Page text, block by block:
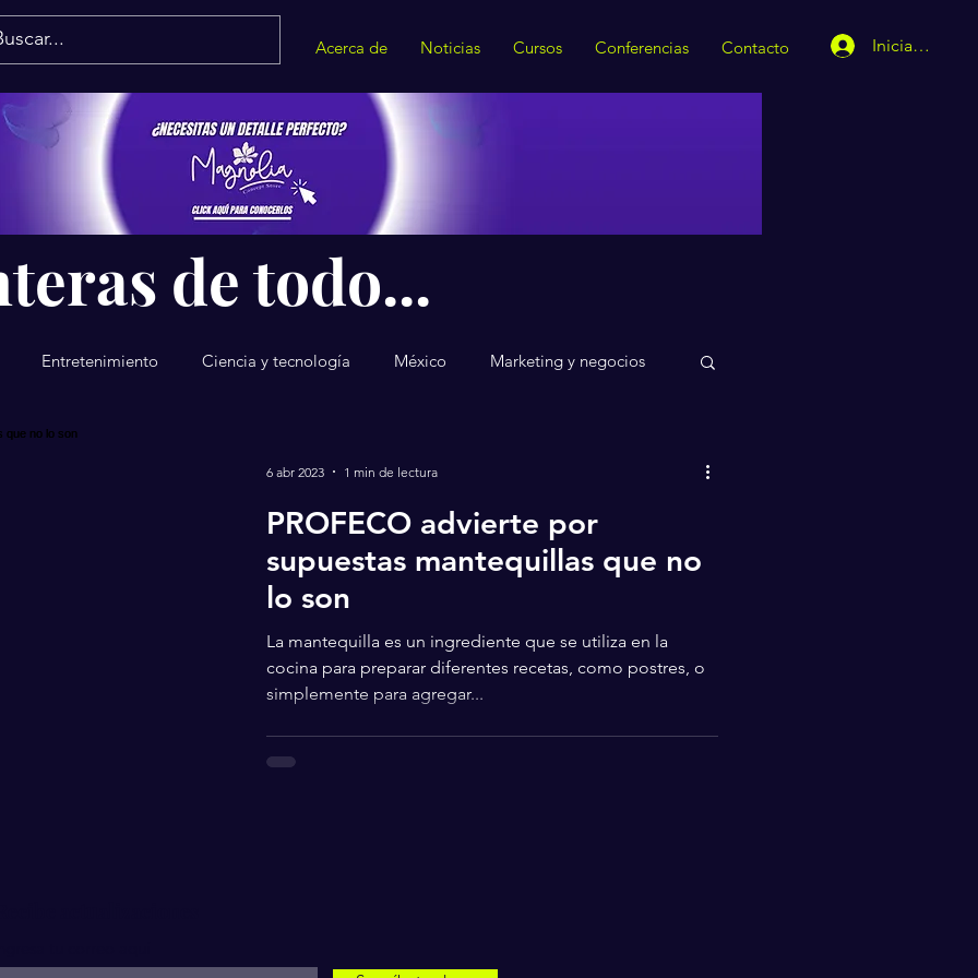
Acerca de Noticias Cursos Conferencias Contacto Iniciar sesión
de todo...
Entretenimiento Ciencia y tecnología México Marketing y negocios
PROFECO advierte por
supuestas mantequillas que no
lo son
La mantequilla es un ingrediente que se utiliza en la
cocina para preparar diferentes recetas, como postres, o
simplemente para agregar...
6 abr 2023 1 min de lectura